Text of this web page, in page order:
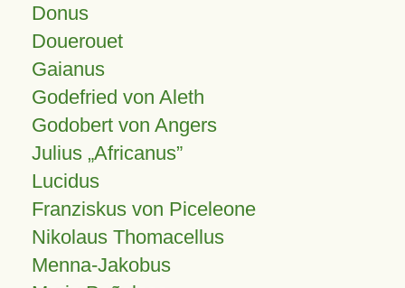
Donus
Douerouet
Gaianus
Godefried von Aleth
Godobert von Angers
Julius Africanus
Lucidus
Franziskus von Piceleone
Nikolaus Thomacellus
Menna-Jakobus